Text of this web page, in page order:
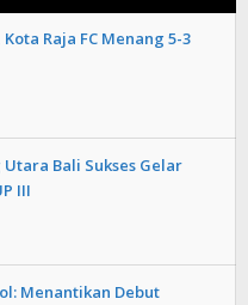
Raja FC Menang 5-3
Bali Sukses Gelar
III
Menantikan Debut